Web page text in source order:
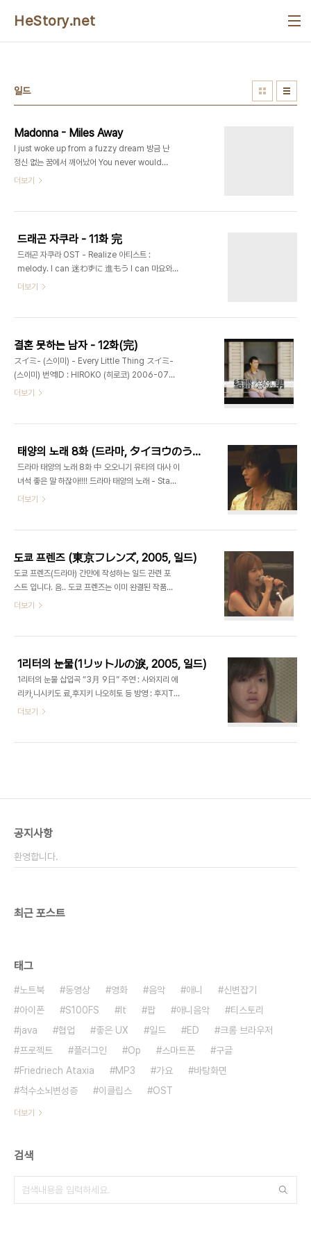
HeStory.net
일드
Madonna - Miles Away
I just woke up from a fuzzy dream 방금 난
정신 없는 꿈에서 깨어났어 You never would
believe those things that I had seen 내가 본
through me, you were miles away 넌 날 완
전히 뚫어 보았고, 넌 몇 마일이나 떨어져 있었어. All
my dreams they fade away 나의 모든 꿈들은
사라져 가서 I'll never be the same 난 똑같은 사
람이 되지 못 할꺼야 If you could see me the
더보기
드래곤 자쿠라 - 11화 完
드래곤 자쿠라 OST - Realize 아티스트 :
melody. I can 迷わずに 進もう I can 마요와즈
니 스스모오 (I can 망설이지말고 나아가자) 願いに
(다시한번 내일로 try) Look at my 小さいこの手
で Look at my 치이사이코노테데 (Look at my
조그마한이손으로) Hold on tight つかまえた
my precious Hold on tight 츠카마에타 my
precious (Hold on tight 손에넣은 my
소오나 visions is..
더보기
결혼 못하는 남자 - 12화(完)
スイミ- (스이미) - Every Little Thing スイミ-
(스이미) 번역ID : HIROKO (히로코) 2006-07-
19 출처 : http://blog.naver.com/iamhiro 不
이 (여름향기나는) 青む風がぼくを通り抜ける 아
오무카제가보쿠오토오리누케루 (푸른바람이내몸을
지나가지) 夢うたう日々があるよ 유메우타우히비
가아루요 (꿈을노래하는날들이있어) とまどう日々
もあるよ 토마도우히비모아루요 (방황하는날들도있
にこころ流れつけば 니지무소라니코코로나가레츠
った 오쿠니카사밧타 (내속에짊어..
더보기
태양의 노래 8화 (드라마, タイヨウのうた, 2006)
드라마 태양의 노래 8화 中 오오니기 유타의 대사 이
녀석 좋은 말 하잖아!!!! 드라마 태양의 노래 - Stay
with me
더보기
도쿄 프렌즈 (東京フレンズ, 2005, 일드)
도쿄 프렌즈(드라마) 간만에 작성하는 일드 관련 포
스트 입니다. 음.. 도쿄 프렌즈는 이미 완결된 작품으
로 도쿄에서 자신의 꿈을 찾아가는 여성들의 이야기
느낌이 들기도 해서 색 다른 재미가 있는 드라마였습
니다. + 무려 오오츠카 아이가 연기대뷔를 해서 화제
가 되기도 했습니다.(앗. 저는 아직 보는 중입니다. 총
5화중 2화까지 감상 한 상태로 포스트 쓰고 있습니
다.) 도쿄 프렌즈는 공중파가 아닌 DVD만으로 출시
있습니다. 그래서 인지 한 시간 정도의 상당히 긴 러
더보기
1리터의 눈물(1リットルの淚, 2005, 일드)
1리터의 눈물 삽입곡 “3月 9日” 주연 : 사와지리 에
리카,니시키도 료,후지키 나오히토 등 방영 : 후지TV
10월11일 개시 총 11화 완결 원작 : (고) 기토 아야의
서 찍은 기념사진이 그녀의 정상적인 생활의 마지막
이 꺼려하는 학급위원에..
더보기
공지사항
환영합니다.
최근 포스트
태그
노트북 동영상 영화 음악 애니
신변잡기
아이폰
S100FS It 팝 애니음악
티스토리
java
협업 좋은 UX 일드 ED
크롬 브라우저
프로젝트
플러그인 Op 스마트폰
구글
Friedriech Ataxia
MP3 가요
바탕화면
척수소뇌변성증
이클립스 OST
더보기
검색